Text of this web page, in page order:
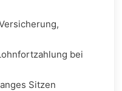
bei
Sitzen